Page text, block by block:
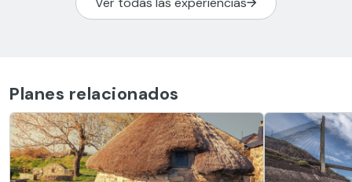
Planes relacionados